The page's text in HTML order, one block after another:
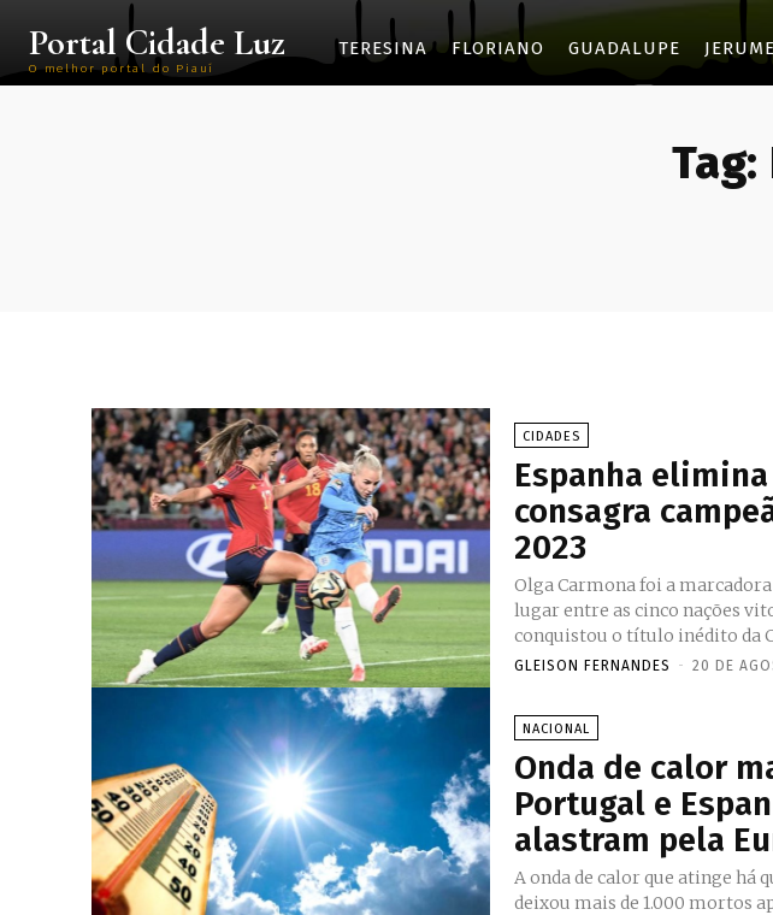
Portal Cidade Luz
O melhor portal do Piauí
TERESINA FLORIANO GUADALUPE
Tag:
CIDADES
Espanha
consagra
2023
Olga Carmona foi a
lugar entre as cinco nações
conquistou o título inédito da
GLEISON FERNANDES - 20 DE
NACIONAL
Onda de calor
Portugal e
alastram pela
A onda de calor que atinge há
deixou mais de 1.000 mortos